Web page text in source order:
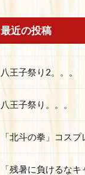
最近の投稿
八王子祭り2。。。
八王子祭り。。。
「北斗の拳」コスプ
「残暑に負けるな